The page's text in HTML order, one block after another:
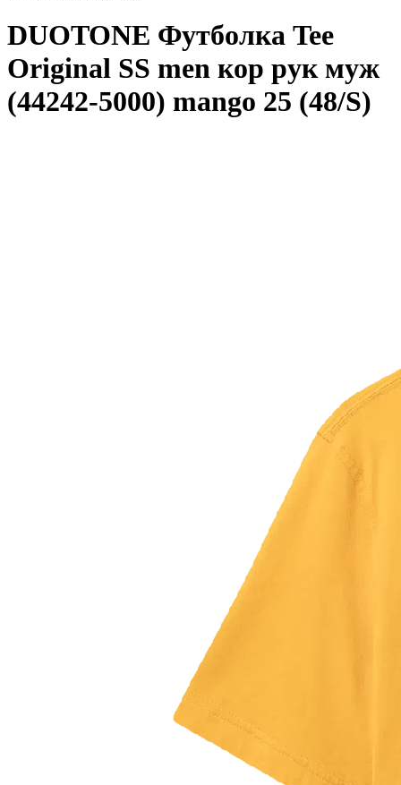
DUOTONE Футболка Tee
Original SS men кор рук муж
(44242-5000) mango 25 (48/S)